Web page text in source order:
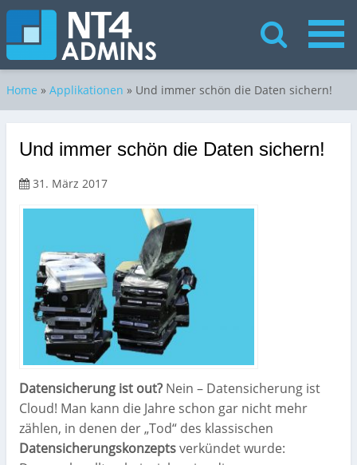
Home » Applikationen » Und immer schön die Daten sichern!
Und immer schön die Daten sichern!
31. März 2017
Datensicherung ist out? Nein – Datensicherung ist
Cloud! Man kann die Jahre schon gar nicht mehr
zählen, in denen der „Tod“ des klassischen
Datensicherungskonzeptsverkündet wurde: